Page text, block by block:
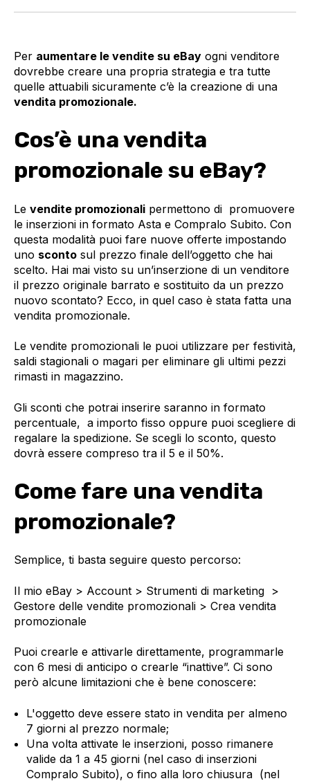
Per aumentare le vendite su eBay ogni venditore
dovrebbe creare una propria strategia e tra tutte
quelle attuabili sicuramente c’è la creazione di una
vendita promozionale.
Cos’è una vendita
promozionale su eBay?
Le vendite promozionali permettono di promuovere
le inserzioni in formato Asta e Compralo Subito. Con
questa modalità puoi fare nuove offerte impostando
uno sconto sul prezzo finale dell’oggetto che hai
scelto. Hai mai visto su un’inserzione di un venditore
il prezzo originale barrato e sostituito da un prezzo
nuovo scontato? Ecco, in quel caso è stata fatta una
vendita promozionale.
Le vendite promozionali le puoi utilizzare per festività,
saldi stagionali o magari per eliminare gli ultimi pezzi
rimasti in magazzino.
Gli sconti che potrai inserire saranno in formato
percentuale, a importo fisso oppure puoi scegliere di
regalare la spedizione. Se scegli lo sconto, questo
dovrà essere compreso tra il 5 e il 50%.
Come fare una vendita
promozionale?
Semplice, ti basta seguire questo percorso:
Il mio eBay > Account > Strumenti di marketing >
Gestore delle vendite promozionali > Crea vendita
promozionale
Puoi crearle e attivarle direttamente, programmarle
con 6 mesi di anticipo o crearle “inattive”. Ci sono
però alcune limitazioni che è bene conoscere:
L'oggetto deve essere stato in vendita per almeno
7 giorni al prezzo normale;
Una volta attivate le inserzioni, posso rimanere
valide da 1 a 45 giorni (nel caso di inserzioni
Compralo Subito), o fino alla loro chiusura (nel